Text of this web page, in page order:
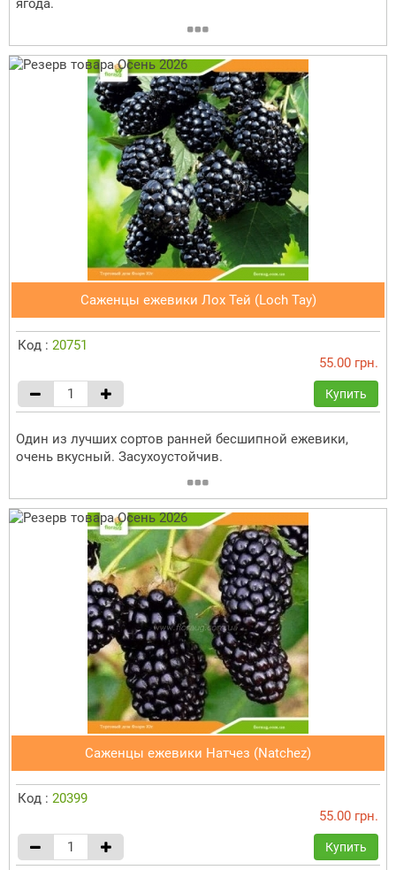
ягода.
Саженцы ежевики Лох Тей (Loch Tay)
Код : 20751
55.00 грн.
Купить
Один из лучших сортов ранней бесшипной ежевики,
очень вкусный. Засухоустойчив.
Саженцы ежевики Натчез (Natchez)
Код : 20399
55.00 грн.
Купить